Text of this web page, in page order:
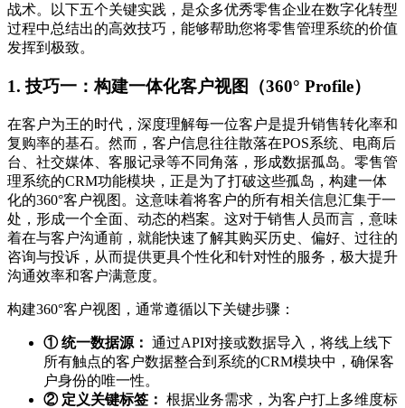
战术。以下五个关键实践，是众多优秀零售企业在数字化转型
过程中总结出的高效技巧，能够帮助您将零售管理系统的价值
发挥到极致。
1. 技巧一：构建一体化客户视图（360° Profile）
在客户为王的时代，深度理解每一位客户是提升销售转化率和
复购率的基石。然而，客户信息往往散落在POS系统、电商后
台、社交媒体、客服记录等不同角落，形成数据孤岛。零售管
理系统的CRM功能模块，正是为了打破这些孤岛，构建一体
化的360°客户视图。这意味着将客户的所有相关信息汇集于一
处，形成一个全面、动态的档案。这对于销售人员而言，意味
着在与客户沟通前，就能快速了解其购买历史、偏好、过往的
咨询与投诉，从而提供更具个性化和针对性的服务，极大提升
沟通效率和客户满意度。
构建360°客户视图，通常遵循以下关键步骤：
① 统一数据源： 通过API对接或数据导入，将线上线下
所有触点的客户数据整合到系统的CRM模块中，确保客
户身份的唯一性。
② 定义关键标签： 根据业务需求，为客户打上多维度标